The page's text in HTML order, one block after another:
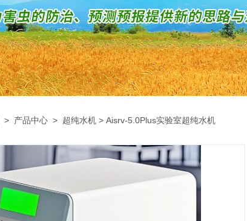
> 产品中心 > 超纯水机 > Aisrv-5.0Plus实验室超纯水机